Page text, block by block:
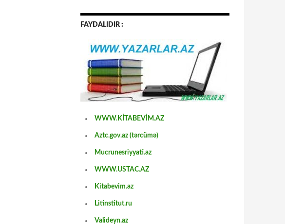
FAYDALIDIR :
WWW.KİTABEVİM.AZ
Aztc.gov.az (tərcümə)
Mucrunesriyyati.az
WWW.USTAC.AZ
Kitabevim.az
Litinstitut.ru
Valideyn.az